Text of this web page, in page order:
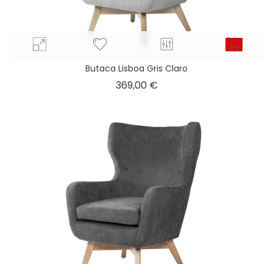
Butaca Lisboa Gris Claro
369,00 €Precio